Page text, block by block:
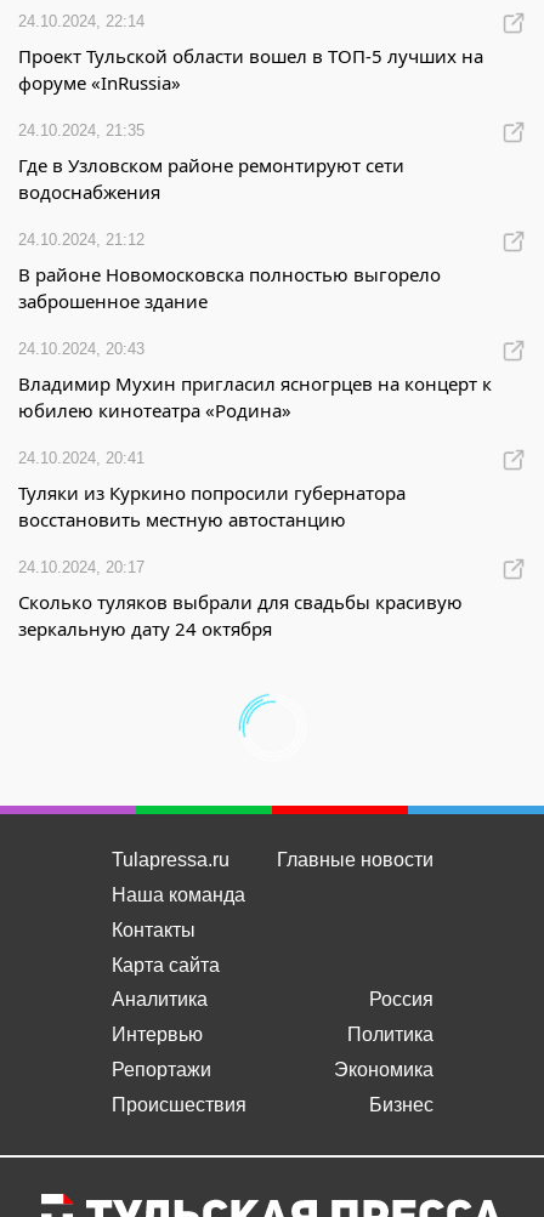
24.10.2024, 22:14
Проект Тульской области вошел в ТОП-5 лучших на
форуме «InRussia»
24.10.2024, 21:35
Где в Узловском районе ремонтируют сети
водоснабжения
24.10.2024, 21:12
В районе Новомосковска полностью выгорело
заброшенное здание
24.10.2024, 20:43
Владимир Мухин пригласил ясногрцев на концерт к
юбилею кинотеатра «Родина»
24.10.2024, 20:41
Туляки из Куркино попросили губернатора
восстановить местную автостанцию
24.10.2024, 20:17
Сколько туляков выбрали для свадьбы красивую
зеркальную дату 24 октября
Tulapressa.ru
Наша команда
Контакты
Карта сайта
Главные новости
Аналитика
Интервью
Репортажи
Происшествия
Россия
Политика
Экономика
Бизнес